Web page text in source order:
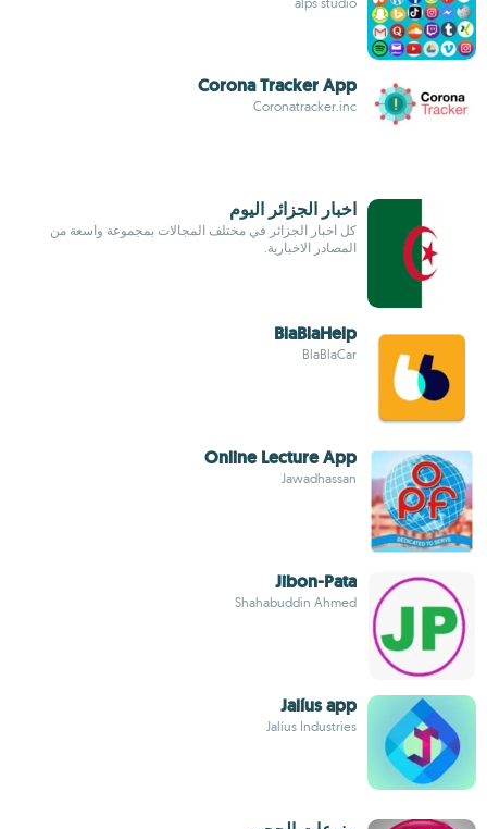
Corona Tracker App
Coronatracker.inc
اخبار الجزائر اليوم
كل اخبار الجزائر في مختلف المجالات بمجموعة واسعة من
المصادر الاخبارية.
BlaBlaHelp
BlaBlaCar
Online Lecture App
Jawadhassan
Jibon-Pata
Shahabuddin Ahmed
Jalíus app
Jalíus Industries